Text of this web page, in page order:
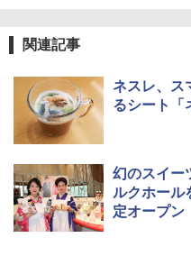
関連記事
ネスレ、ス
るシート「
幻のスイー
ルクホール
定オープン